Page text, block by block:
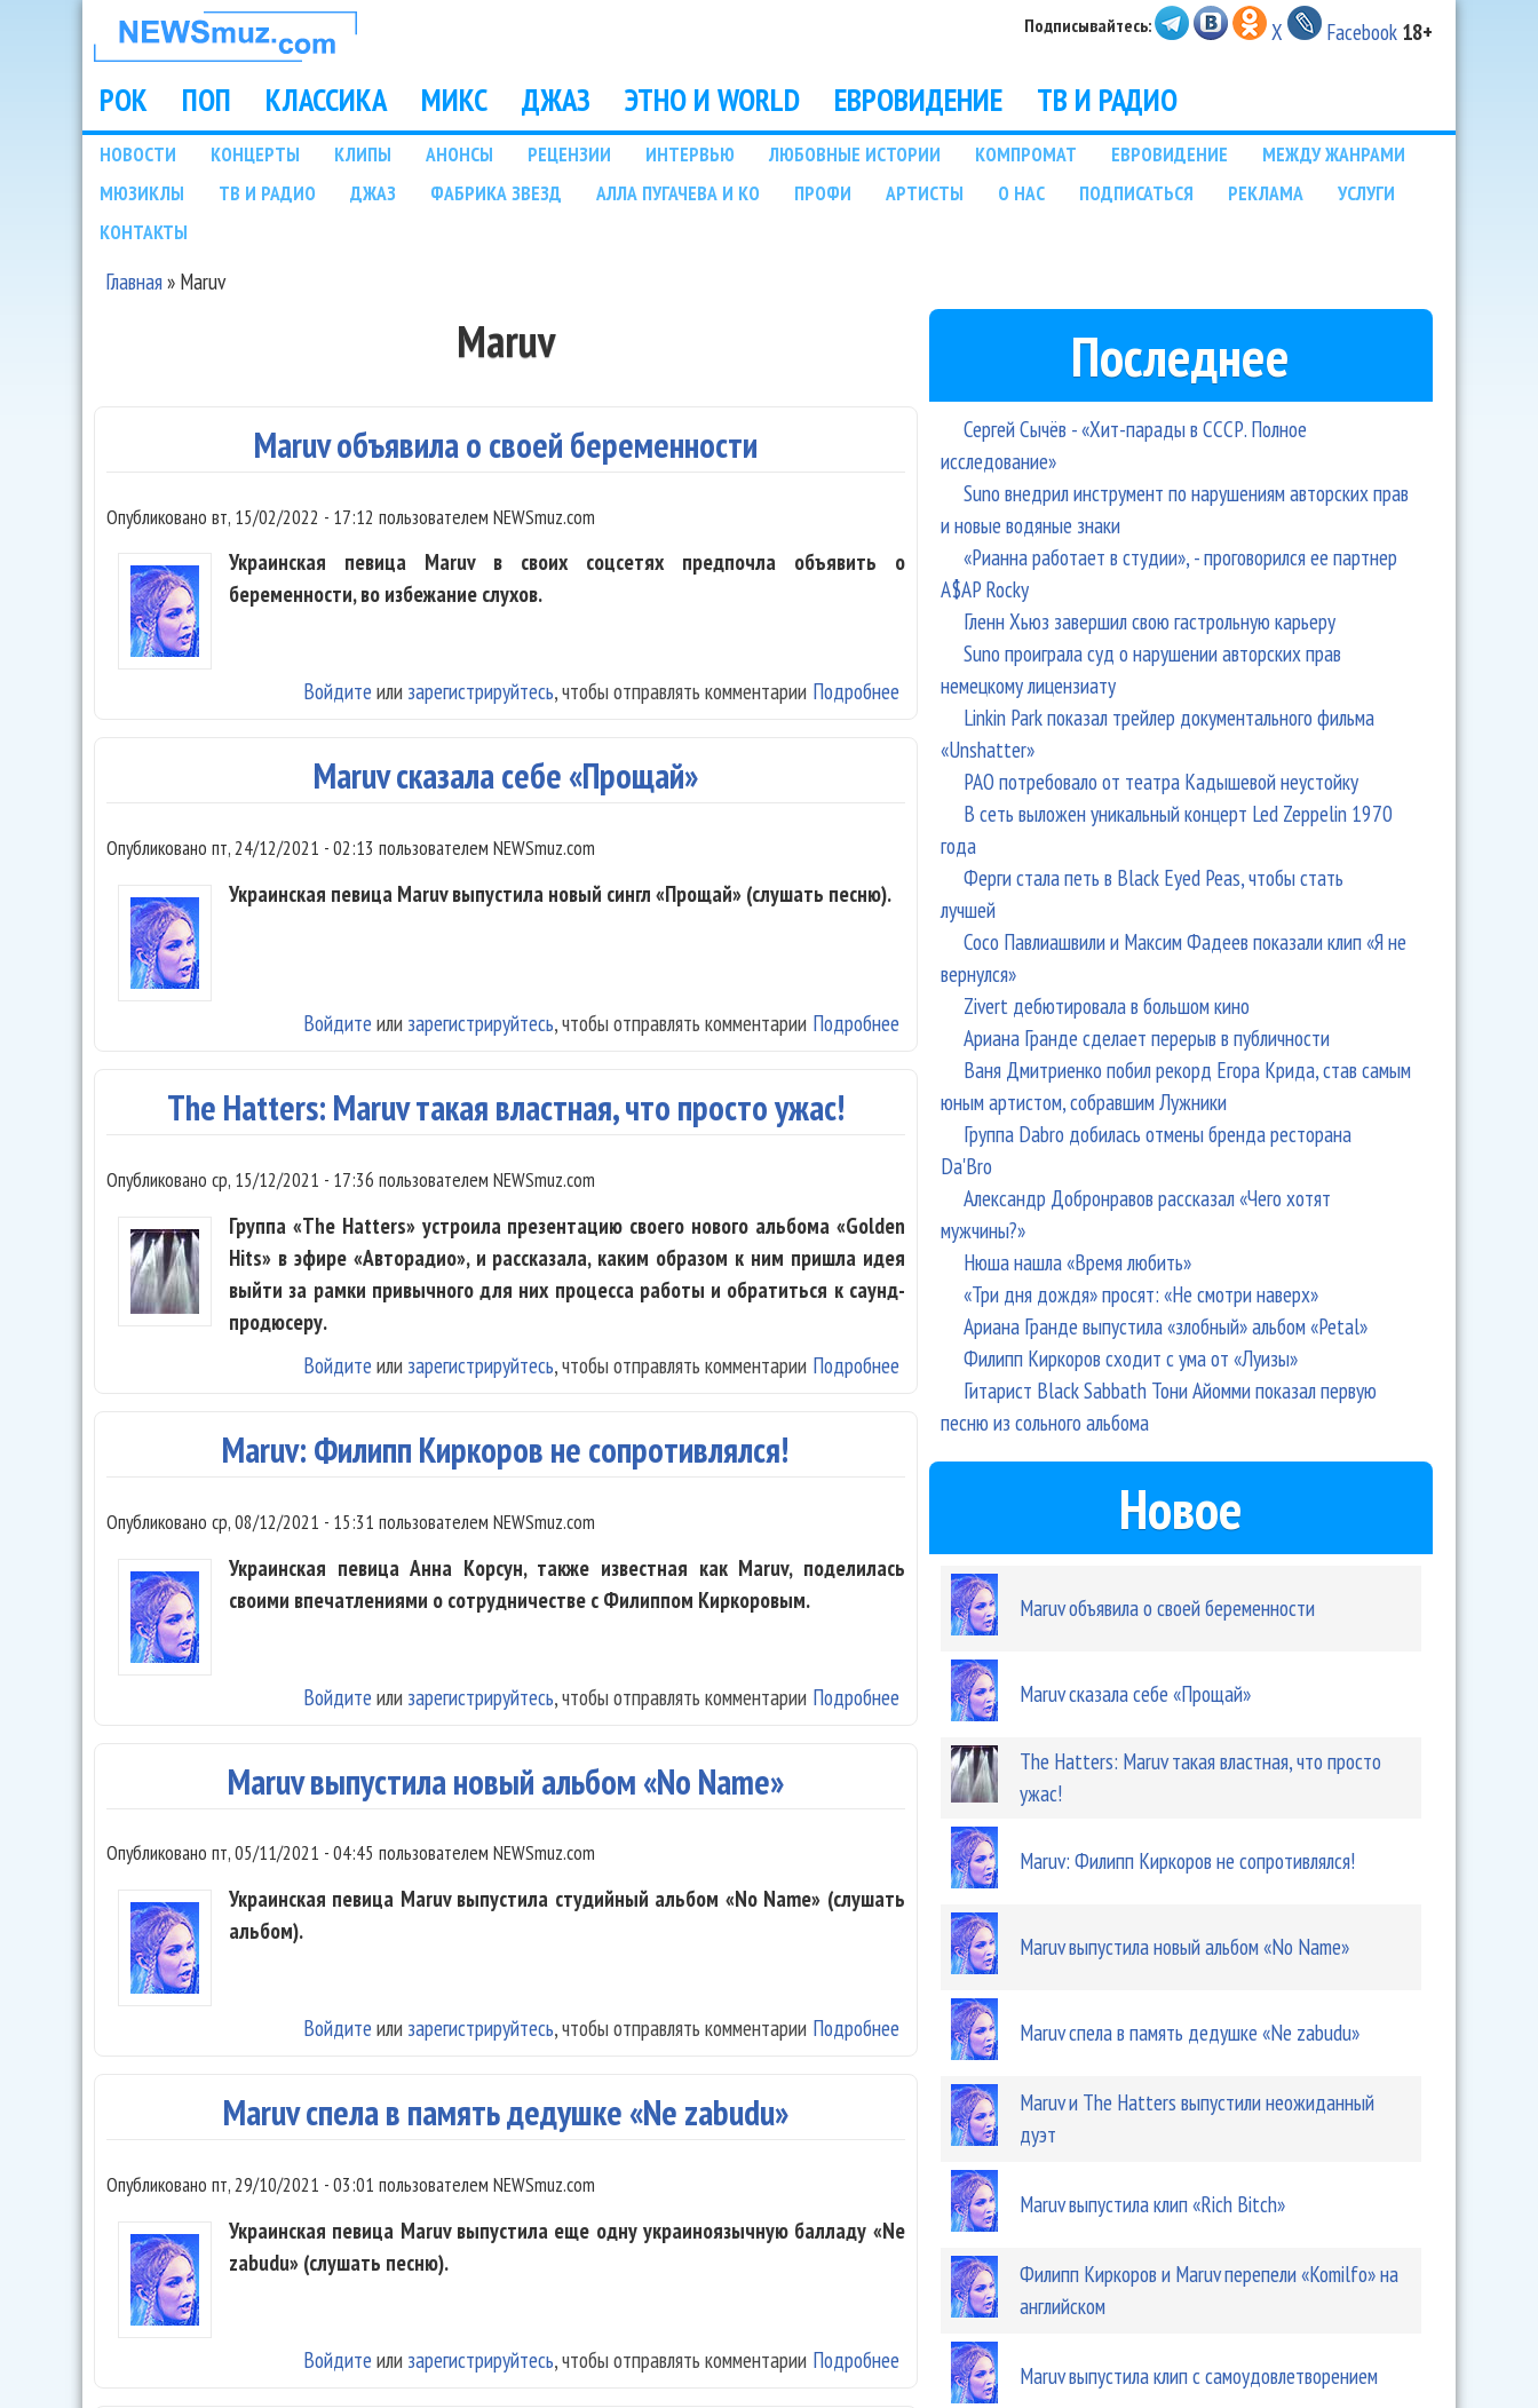
НОВОСТИ
МУЗЫКИ И
ШОУ БИЗНЕСА
NEWSMUZ.COM
Подписывайтесь: X Facebook 18+
Main menu
РОК ПОП КЛАССИКА МИКС ДЖАЗ ЭТНО И WORLD ЕВРОВИДЕНИЕ ТВ И РАДИО
Подразделы
НОВОСТИ КОНЦЕРТЫ КЛИПЫ АНОНСЫ РЕЦЕНЗИИ ИНТЕРВЬЮ ЛЮБОВНЫЕ ИСТОРИИ КОМПРОМАТ ЕВРОВИДЕНИЕ
МЕЖДУ ЖАНРАМИ
МЮЗИКЛЫ
ТВ И РАДИО ДЖАЗ ФАБРИКА ЗВЕЗД АЛЛА ПУГАЧЕВА И КО ПРОФИ АРТИСТЫ О НАС ПОДПИСАТЬСЯ РЕКЛАМА
УСЛУГИ
КОНТАКТЫ
Главная» Maruv
Maruv
Maruv объявила о своей беременности
Опубликовано вт, 15/02/2022 - 17:12 пользователем NEWSmuz.com
Украинская певица Maruv в своих соцсетях предпочла объявить о
беременности, во избежание слухов.
Подробнее о Maruv объявила о своей беременности
Войдите или зарегистрируйтесь, чтобы отправлять комментарии
Maruv сказала себе «Прощай»
Опубликовано пт, 24/12/2021 - 02:13 пользователем NEWSmuz.com
Украинская певица Maruv выпустила новый сингл «Прощай» (слушать песню).
Подробнее о Maruv сказала себе «Прощай»
Войдите или зарегистрируйтесь, чтобы отправлять комментарии
The Hatters: Maruv такая властная, что просто ужас!
Опубликовано ср, 15/12/2021 - 17:36 пользователем NEWSmuz.com
Группа «The Hatters» устроила презентацию своего нового альбома «Golden
Hits» в эфире «Авторадио», и рассказала, каким образом к ним пришла идея
выйти за рамки привычного для них процесса работы и обратиться к саунд-
продюсеру.
Подробнее о The Hatters: Maruv такая властная, что просто ужас!
Войдите или зарегистрируйтесь, чтобы отправлять комментарии
Maruv: Филипп Киркоров не сопротивлялся!
Опубликовано ср, 08/12/2021 - 15:31 пользователем NEWSmuz.com
Украинская певица Анна Корсун, также известная как Maruv, поделилась
своими впечатлениями о сотрудничестве с Филиппом Киркоровым.
Подробнее о Maruv: Филипп Киркоров не сопротивлялся!
Войдите или зарегистрируйтесь, чтобы отправлять комментарии
Maruv выпустила новый альбом «No Name»
Опубликовано пт, 05/11/2021 - 04:45 пользователем NEWSmuz.com
Украинская певица Maruv выпустила студийный альбом «No Name» (слушать
альбом).
Подробнее о Maruv выпустила новый альбом «No Name»
Войдите или зарегистрируйтесь, чтобы отправлять комментарии
Maruv спела в память дедушке «Ne zabudu»
Опубликовано пт, 29/10/2021 - 03:01 пользователем NEWSmuz.com
Украинская певица Maruv выпустила еще одну украиноязычную балладу «Ne
zabudu» (слушать песню).
Подробнее о Maruv спела в память дедушке «Ne zabudu»
Войдите или зарегистрируйтесь, чтобы отправлять комментарии
Последнее
Сергей Сычёв - «Хит-парады в СССР. Полное
исследование»
Suno внедрил инструмент по нарушениям авторских прав
и новые водяные знаки
«Рианна работает в студии», - проговорился ее партнер
A$AP Rocky
Гленн Хьюз завершил свою гастрольную карьеру
Suno проиграла суд о нарушении авторских прав
немецкому лицензиату
Linkin Park показал трейлер документального фильма
«Unshatter»
РАО потребовало от театра Кадышевой неустойку
В сеть выложен уникальный концерт Led Zeppelin 1970
года
Ферги стала петь в Black Eyed Peas, чтобы стать
лучшей
Сосо Павлиашвили и Максим Фадеев показали клип «Я не
вернулся»
Zivert дебютировала в большом кино
Ариана Гранде сделает перерыв в публичности
Ваня Дмитриенко побил рекорд Егора Крида, став самым
юным артистом, собравшим Лужники
Группа Dabro добилась отмены бренда ресторана
Da'Bro
Александр Добронравов рассказал «Чего хотят
мужчины?»
Нюша нашла «Время любить»
«Три дня дождя» просят: «Не смотри наверх»
Ариана Гранде выпустила «злобный» альбом «Petal»
Филипп Киркоров сходит с ума от «Луизы»
Гитарист Black Sabbath Тони Айомми показал первую
песню из сольного альбома
Новое
Maruv объявила о своей беременности
Maruv сказала себе «Прощай»
The Hatters: Maruv такая властная, что просто
ужас!
Maruv: Филипп Киркоров не сопротивлялся!
Maruv выпустила новый альбом «No Name»
Maruv спела в память дедушке «Ne zabudu»
Maruv и The Hatters выпустили неожиданный
дуэт
Maruv выпустила клип «Rich Bitch»
Филипп Киркоров и Maruv перепели «Komilfo» на
английском
Maruv выпустила клип с самоудовлетворением